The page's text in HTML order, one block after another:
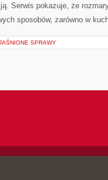
Serwis pokazuje, że
sposobów, zarówno w
SPRAWY